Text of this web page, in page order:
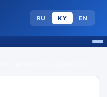
RU KY EN